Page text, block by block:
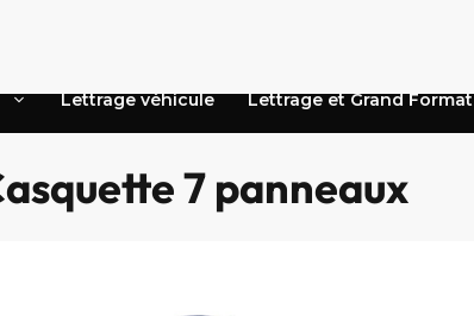
Lettrage véhicule Lettrage et Grand Format
7 panneaux